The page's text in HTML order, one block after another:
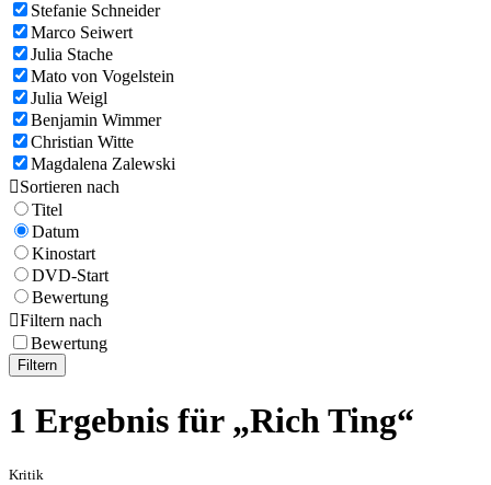
Stefanie Schneider
Marco Seiwert
Julia Stache
Mato von Vogelstein
Julia Weigl
Benjamin Wimmer
Christian Witte
Magdalena Zalewski
Sortieren nach
Titel
Datum
Kinostart
DVD-Start
Bewertung
Filtern nach
Bewertung
Filtern
1 Ergebnis für „Rich Ting“
Kritik